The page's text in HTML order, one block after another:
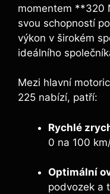
momentem **320
svou schopností
výkon v širokém
ideálního
Mezi hlavní
225 nabízí, patří:
Rychlé
0 na 100
Optimální
podvozek a